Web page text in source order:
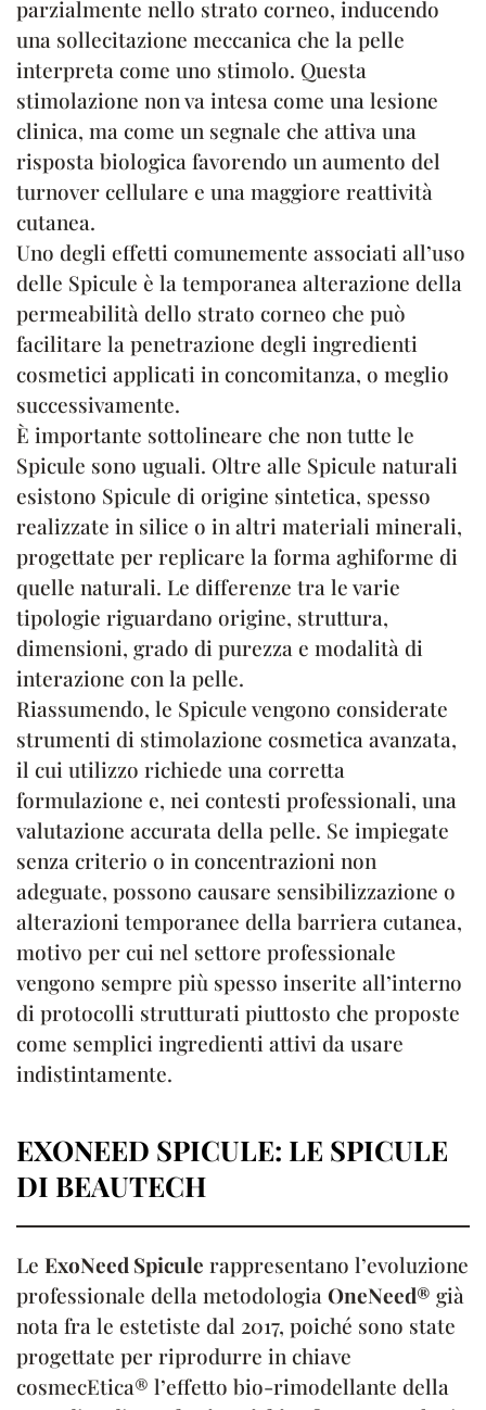
parzialmente nello strato corneo, inducendo
una sollecitazione meccanica che la pelle
interpreta come uno stimolo. Questa
stimolazione non va intesa come una lesione
clinica, ma come un segnale che attiva una
risposta biologica favorendo un aumento del
turnover cellulare e una maggiore reattività
cutanea.
Uno degli effetti comunemente associati all’uso
delle Spicule è la temporanea alterazione della
permeabilità dello strato corneo che può
facilitare la penetrazione degli ingredienti
cosmetici applicati in concomitanza, o meglio
successivamente.
È importante sottolineare che non tutte le
Spicule sono uguali. Oltre alle Spicule naturali
esistono Spicule di origine sintetica, spesso
realizzate in silice o in altri materiali minerali,
progettate per replicare la forma aghiforme di
quelle naturali. Le differenze tra le varie
tipologie riguardano origine, struttura,
dimensioni, grado di purezza e modalità di
interazione con la pelle.
Riassumendo, le Spicule vengono considerate
strumenti di stimolazione cosmetica avanzata,
il cui utilizzo richiede una corretta
formulazione e, nei contesti professionali, una
valutazione accurata della pelle. Se impiegate
senza criterio o in concentrazioni non
adeguate, possono causare sensibilizzazione o
alterazioni temporanee della barriera cutanea,
motivo per cui nel settore professionale
vengono sempre più spesso inserite all’interno
di protocolli strutturati piuttosto che proposte
come semplici ingredienti attivi da usare
indistintamente.
EXONEED SPICULE: LE SPICULE
DI BEAUTECH
Le ExoNeed Spicule rappresentano l’evoluzione
professionale della metodologiaOneNeed® già
nota fra le estetiste dal 2017, poiché sono state
progettate per riprodurre in chiave
cosmecEtica® l’effetto bio-rimodellante della